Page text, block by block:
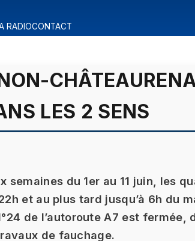
RADIOCONTACT
LES 2 SENS
semaines du 1er au 11 juin, les
et au plus tard jusqu’à 6h du
de l’autoroute A7 est fermée,
de fauchage.